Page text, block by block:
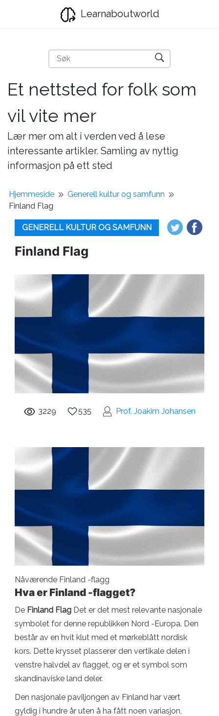
Learnaboutworld
Et nettsted for folk som
vil vite mer
Lær mer om alt i verden ved å lese
interessante artikler. Samling av nyttig
informasjon på ett sted
Hjemmeside
Generell kultur og samfunn
Finland Flag
GENERELL KULTUR OG SAMFUNN
Finland Flag
3229 535 Prof. Joakim Johansen
Nåværende Finland -flagg
Hva er Finland -flagget?
De Finland Flag Det er det mest relevante nasjonale
symbolet for denne republikken Nord -Europa. Den
består av en hvit klut med et mørkeblått nordisk
kors. Dette krysset plasserer den vertikale delen i
venstre halvdel av flagget, og er et symbol som
skandinaviske land deler.
Den nasjonale paviljongen av Finland har vært
gyldig i hundre år uten å ha fått noen variasjon,